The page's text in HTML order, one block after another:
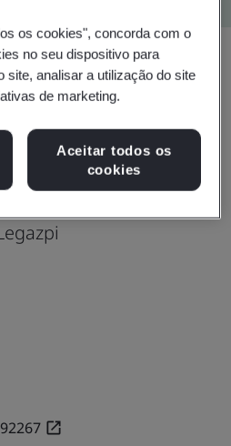
os cookies", concorda com o
no seu dispositivo para
site, analisar a utilização do site
de marketing.
Aceitar todos os
cookies